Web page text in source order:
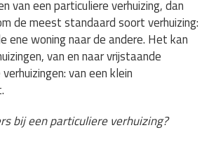
van een particuliere verhuizing, dan
de meest standaard soort verhuizing:
ene woning naar de andere. Het kan
van en naar vrijstaande
van een klein
bij een particuliere verhuizing?